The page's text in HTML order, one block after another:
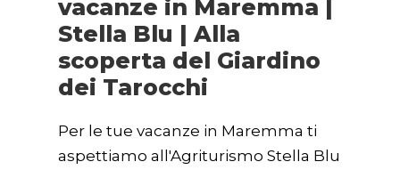
vacanze in Maremma |
Stella Blu | Alla
scoperta del Giardino
dei Tarocchi
Per le tue vacanze in Maremma ti
aspettiamo all'Agriturismo Stella Blu